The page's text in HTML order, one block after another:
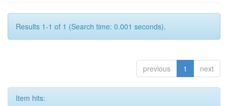
Results 1-1 of 1 (Search time: 0.001 seconds).
previous 1 next
Item hits: